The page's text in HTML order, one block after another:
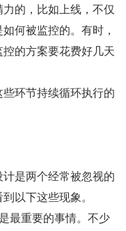
的，比如上线，不仅
何被监控的。有时，
的方案要花费好几天
环节持续循环执行的
是两个经常被忽视的
以下这些现象。
最重要的事情。不少